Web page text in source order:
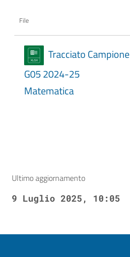
File
Tracciato Campione
G05 2024-25
Matematica
Ultimo aggiornamento
9 Luglio 2025, 10:05